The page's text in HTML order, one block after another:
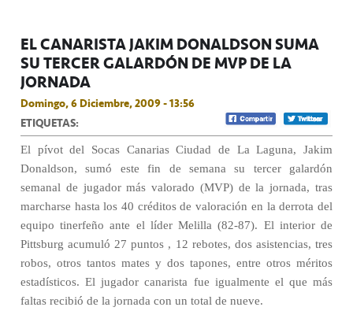
EL CANARISTA JAKIM DONALDSON SUMA
SU TERCER GALARDÓN DE MVP DE LA
JORNADA
Domingo, 6 Diciembre, 2009 - 13:56
ETIQUETAS:
El pívot del Socas Canarias Ciudad de La Laguna, Jakim
Donaldson, sumó este fin de semana su tercer galardón
semanal de jugador más valorado (MVP) de la jornada, tras
marcharse hasta los 40 créditos de valoración en la derrota del
equipo tinerfeño ante el líder Melilla (82-87). El interior de
Pittsburg acumuló 27 puntos , 12 rebotes, dos asistencias, tres
robos, otros tantos mates y dos tapones, entre otros méritos
estadísticos. El jugador canarista fue igualmente el que más
faltas recibió de la jornada con un total de nueve.